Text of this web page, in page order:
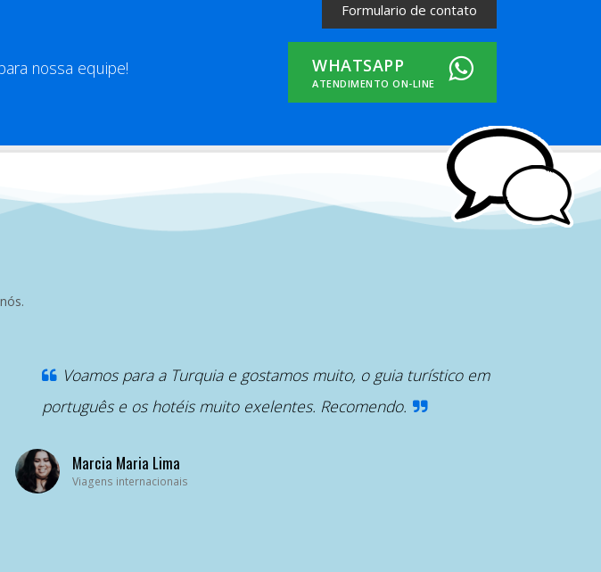
nossa equipe!
Formulario de contato
WHATSAPP
ATENDIMENTO ON-LINE
Voamos para a Turquia e gostamos muito, o guia turístico em
português e os hotéis muito exelentes. Recomendo.
Marcia Maria Lima
Viagens internacionais